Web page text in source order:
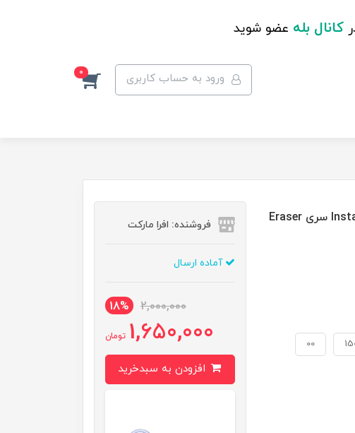
کانال بله عضو شوید
ورود به حساب کاربری 0
کانسیلر میبلین مدل ایج ریواند Instant Age Rewind سری Eraser
00
فروشنده: افرا مارکت
آماده ارسال
2,000,000
18%
1,650,000 تومان